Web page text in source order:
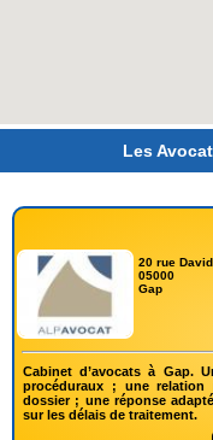
Les
20 rue
05000
Gap
Cabinet d’avocats à Gap.
procéduraux ; une
dossier ; une réponse
sur les délais de traitement.